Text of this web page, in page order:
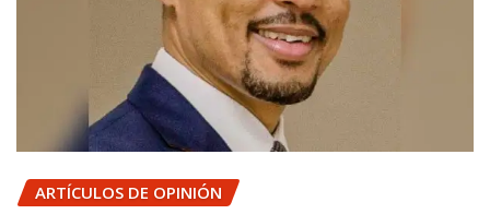
ARTÍCULOS DE OPINIÓN